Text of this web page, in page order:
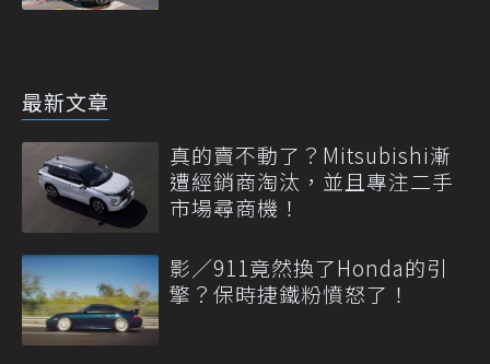
最新文章
真的賣不動了？Mitsubishi漸
遭經銷商淘汰，並且專注二手
市場尋商機！
影／911竟然換了Honda的引
擎？保時捷鐵粉憤怒了！